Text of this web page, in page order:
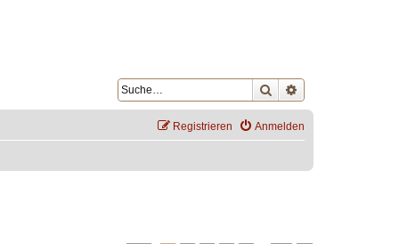
Suche
Anmelden
Registrieren